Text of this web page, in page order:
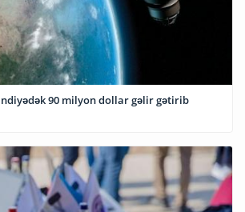
90 milyon dollar gəlir gətirib